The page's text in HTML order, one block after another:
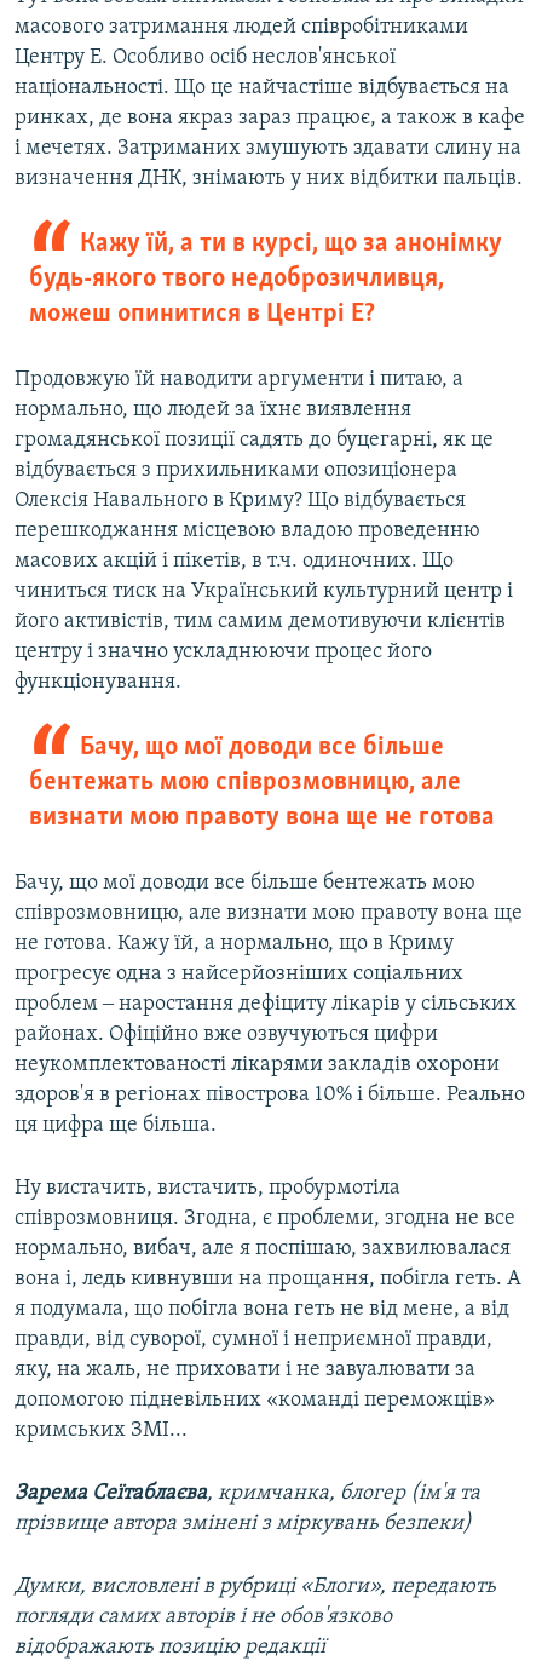
масового затримання людей співробітниками
Центру Е. Особливо осіб неслов'янської
національності. Що це найчастіше відбувається на
ринках, де вона якраз зараз працює, а також в кафе
і мечетях. Затриманих змушують здавати слину на
визначення ДНК, знімають у них відбитки пальців.
Кажу їй, а ти в курсі, що за анонімку
будь-якого твого недоброзичливця,
можеш опинитися в Центрі Е?
Продовжую їй наводити аргументи і питаю, а
нормально, що людей за їхнє виявлення
громадянської позиції садять до буцегарні, як це
відбувається з прихильниками опозиціонера
Олексія Навального в Криму? Що відбувається
перешкоджання місцевою владою проведенню
масових акцій і пікетів, в т.ч. одиночних. Що
чиниться тиск на Український культурний центр і
його активістів, тим самим демотивуючи клієнтів
центру і значно ускладнюючи процес його
функціонування.
Бачу, що мої доводи все більше
бентежать мою співрозмовницю, але
визнати мою правоту вона ще не готова
Бачу, що мої доводи все більше бентежать мою
співрозмовницю, але визнати мою правоту вона ще
не готова. Кажу їй, а нормально, що в Криму
прогресує одна з найсерйозніших соціальних
проблем ‒ наростання дефіциту лікарів у сільських
районах. Офіційно вже озвучуються цифри
неукомплектованості лікарями закладів охорони
здоров'я в регіонах півострова 10% і більше. Реально
ця цифра ще більша.
Ну вистачить, вистачить, пробурмотіла
співрозмовниця. Згодна, є проблеми, згодна не все
нормально, вибач, але я поспішаю, захвилювалася
вона і, ледь кивнувши на прощання, побігла геть. А
я подумала, що побігла вона геть не від мене, а від
правди, від суворої, сумної і неприємної правди,
яку, на жаль, не приховати і не завуалювати за
допомогою підневільних «команді переможців»
кримських ЗМІ...
Зарема Сеїтаблаєва, кримчанка, блогер (ім'я та
прізвище автора змінені з міркувань безпеки)
Думки, висловлені в рубриці «Блоги», передають
погляди самих авторів і не обов'язково
відображають позицію редакції